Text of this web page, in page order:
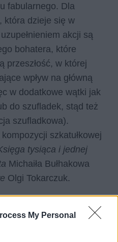
My Personal
fabularnego. Dla
która dzieje się w
akcji są
bohatera, które
przeszłość, w której
wpływ na główną
w dodatkowe wątki jak
do szufladek, stąd też
szufladkowa).
szkatułkowej
tysiąca i jednej
Michaiła Bułhakowa
Olgi Tokarczuk.